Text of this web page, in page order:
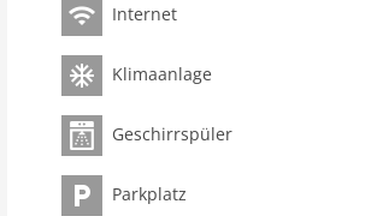
Internet
Klimaanlage
Geschirrspüler
Parkplatz